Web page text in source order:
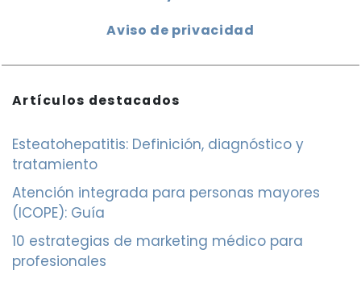
Aviso de privacidad
Artículos destacados
Esteatohepatitis: Definición, diagnóstico y
tratamiento
Atención integrada para personas mayores
(ICOPE): Guía
10 estrategias de marketing médico para
profesionales